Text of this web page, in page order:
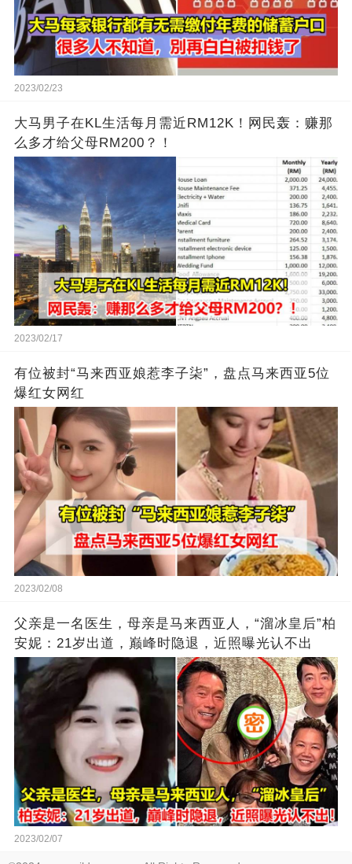
2023/02/23
大马男子在KL生活每月需近RM12K！网民轰：赚那
么多才给父母RM200？！
2023/02/17
有位被封“马来西亚娘惹李子柒”，盘点马来西亚5位
爆红女网红
2023/02/08
父亲是一名医生，母亲是马来西亚人，“溜冰皇后”柏
安妮：21岁出道，巅峰时隐退，近照曝光认不出
2023/02/07